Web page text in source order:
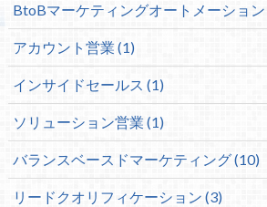
BtoBマーケティングオートメーション
アカウント営業 (1)
インサイドセールス (1)
ソリューション営業 (1)
バランスベースドマーケティング(10)
リードクオリフィケーション (3)